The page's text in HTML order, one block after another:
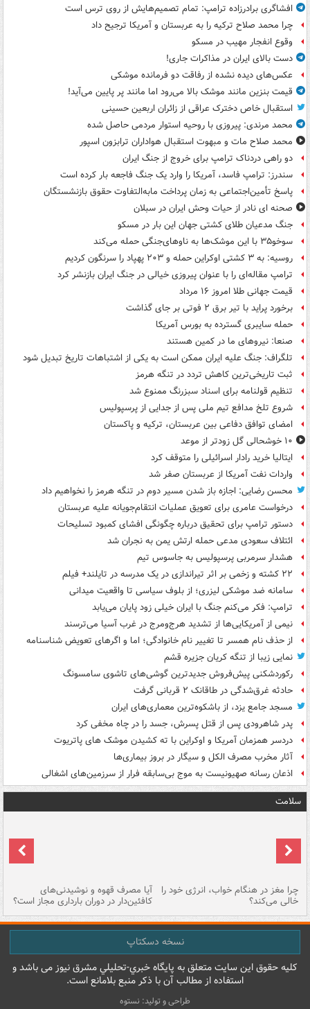
افشاگری برادرزاده ترامپ: تمام تصمیم‌هایش از روی ترس است
چرا محمد صلاح ترکیه را به عربستان و آمریکا ترجیح داد
وقوع انفجار مهیب در مسکو
دست بالای ایران در مذاکرات جاری!
عکس‌های دیده نشده از رفاقت دو فرمانده‌ موشکی
قیمت بنزین مانند موشک بالا می‌رود اما مانند پر پایین می‌آید!
استقبال خاص دخترک عراقی از زائران اربعین حسینی
محمد مرندی: پیروزی با روحیه استوار مردمی حاصل شده
محمد صلاح مات و مبهوت استقبال هواداران ترابزون اسپور
دو راهی دردناک ترامپ برای خروج از جنگ ایران
سندرز: ترامپ فاسد، آمریکا را وارد یک جنگ فاجعه بار کرده است
پاسخ تأمین‌اجتماعی به زمان پرداخت مابه‌التفاوت حقوق بازنشستگان
صحنه ای نادر از حیات وحش ایران در سبلان
جنگ مدعیان طلای کشتی جهان این بار در مسکو
سوخو۳۵ با این موشک‌ها به ناوهای‌جنگی حمله می‌کند
روسیه: به ۳ کشتی اوکراین حمله و ۲۰۳ پهپاد را سرنگون کردیم
ترامپ مقاله‌ای را با عنوان پیروزی خیالی در جنگ ایران بازنشر کرد
قیمت جهانی طلا امروز ۱۶ مرداد
برخورد پراید با تیر برق ۲ فوتی بر جای گذاشت
حمله سایبری گسترده به بورس آمریکا
صنعا: نیروهای ما در کمین‌ هستند
تلگراف: جنگ علیه ایران ممکن است به یکی از اشتباهات تاریخ تبدیل شود
ثبت تاریخی‌ترین کاهش تردد در تنگه هرمز
تنظیم قولنامه برای اسناد سبزرنگ ممنوع شد
شروع تلخ مدافع تیم ملی پس از جدایی از پرسپولیس
امضای توافق دفاعی بین عربستان، ترکیه و پاکستان
۱۰ خوشحالی گل زودتر از موعد
ایتالیا خرید رادار اسرائیلی را متوقف کرد
واردات نفت آمریکا از عربستان صفر شد
محسن رضایی: اجازه باز شدن مسیر دوم در تنگه هرمز را نخواهیم داد
درخواست عامری برای تعویق عملیات انتقام‌جویانه علیه عربستان
دستور ترامپ برای تحقیق درباره چگونگی افشای کمبود تسلیحات
ائتلاف سعودی مدعی حمله ارتش یمن به نجران شد
هشدار سرمربی پرسپولیس به جاسوس تیم
۲۲ کشته و زخمی بر اثر تیراندازی در یک مدرسه در تایلند+ فیلم
سامانه ضد موشکی لیزری؛ از بلوف سیاسی تا واقعیت میدانی
ترامپ: فکر می‌کنم جنگ با ایران خیلی زود پایان می‌یابد
نیمی از آمریکایی‌ها از تشدید هرج‌ومرج در غرب آسیا می‌ترسند
از حذف نام همسر تا تغییر نام خانوادگی؛ اما و اگرهای تعویض شناسنامه
نمایی زیبا از تنگه کریان جزیره قشم
رکوردشکنی پیش‌فروش جدیدترین گوشی‌های تاشوی سامسونگ
حادثه غرق‌شدگی در طاقانک ۲ قربانی گرفت
مسجد جامع یزد، از باشکوه‌ترین معماری‌های ایران
پدر شاهرودی پس از قتل پسرش، جسد را در چاه مخفی کرد
دردسر همزمان آمریکا و اوکراین با ته کشیدن موشک های پاتریوت
آثار مخرب مصرف الکل و سیگار در بروز بیماری‌ها
اذعان رسانه صهیونیست به موج بی‌سابقه فرار از سرزمین‌های اشغالی
سلامت
چرا مغز در هنگام خواب، انرژی خود را
خالی می‌کند؟
آیا مصرف قهوه و نوشیدنی‌های
کافئین‌دار در دوران بارداری مجاز است؟
نسخه دسکتاپ
کليه حقوق اين سايت متعلق به پایگاه خبري-تحليلي مشرق نيوز می باشد و
استفاده از مطالب آن با ذکر منبع بلامانع است.
طراحی و تولید: نستوه